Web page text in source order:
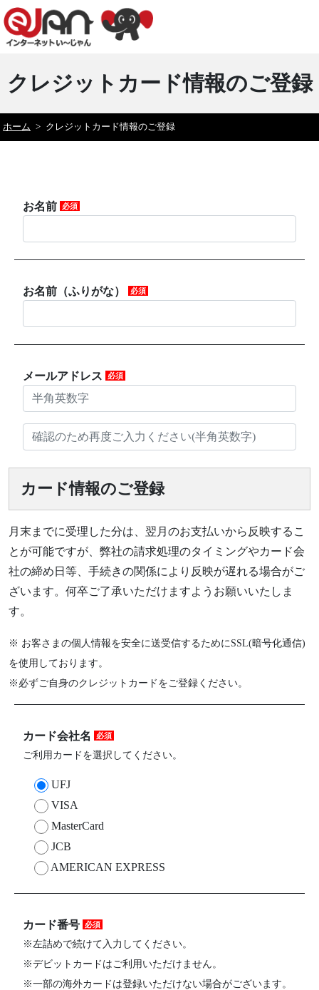
クレジットカード情報のご登録
ホーム > クレジットカード情報のご登録
お名前 必須
お名前（ふりがな） 必須
メールアドレス 必須
カード情報のご登録
月末までに受理した分は、翌月のお支払いから反映するこ
とが可能ですが、弊社の請求処理のタイミングやカード会
社の締め日等、手続きの関係により反映が遅れる場合がご
ざいます。何卒ご了承いただけますようお願いいたしま
す。
※ お客さまの個人情報を安全に送受信するためにSSL(暗号化通信)
を使用しております。
※必ずご自身のクレジットカードをご登録ください。
カード会社名 必須
ご利用カードを選択してください。
UFJ
VISA
MasterCard
JCB
AMERICAN EXPRESS
カード番号 必須
※左詰めで続けて入力してください。
※デビットカードはご利用いただけません。
※一部の海外カードは登録いただけない場合がございます。